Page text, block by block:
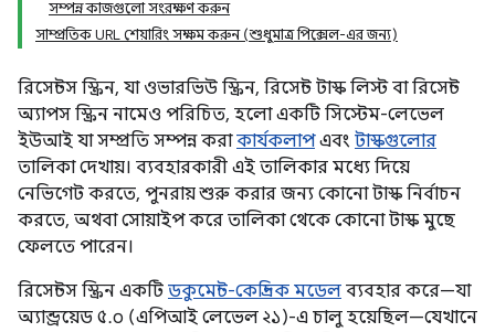
সম্পন্ন কাজগুলো সংরক্ষণ করুন
সাম্প্রতিক URL শেয়ারিং সক্ষম করুন (শুধুমাত্র পিক্সেল-এর জন্য)
রিসেন্টস স্ক্রিন, যা ওভারভিউ স্ক্রিন, রিসেন্ট টাস্ক লিস্ট বা রিসেন্ট
অ্যাপস স্ক্রিন নামেও পরিচিত, হলো একটি সিস্টেম-লেভেল
ইউআই যা সম্প্রতি সম্পন্ন করাকার্যকলাপএবং টাস্কগুলোর
তালিকা দেখায়। ব্যবহারকারী এই তালিকার মধ্যে দিয়ে
নেভিগেট করতে, পুনরায় শুরু করার জন্য কোনো টাস্ক নির্বাচন
করতে, অথবা সোয়াইপ করে তালিকা থেকে কোনো টাস্ক মুছে
ফেলতে পারেন।
রিসেন্টস স্ক্রিন একটি ডকুমেন্ট-কেন্দ্রিক মডেল ব্যবহার করে—যা
অ্যান্ড্রয়েড ৫.০ (এপিআই লেভেল ২১)-এ চালু হয়েছিল—যেখানে